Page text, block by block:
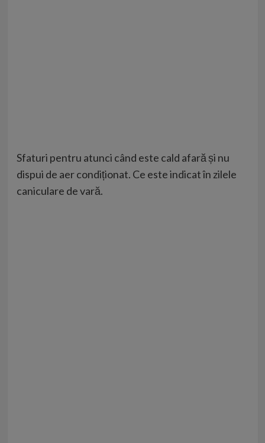
Sfaturi pentru atunci când este cald afară și nu
dispui de aer condiționat. Ce este indicat în zilele
caniculare de vară.